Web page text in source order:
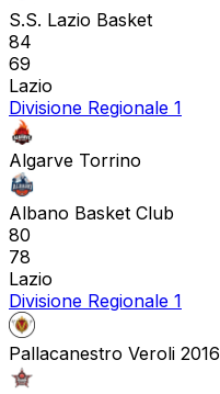
S.S. Lazio Basket
84
69
Lazio
Divisione Regionale 1
Algarve Torrino
Albano Basket Club
80
78
Lazio
Divisione Regionale 1
Pallacanestro Veroli 2016